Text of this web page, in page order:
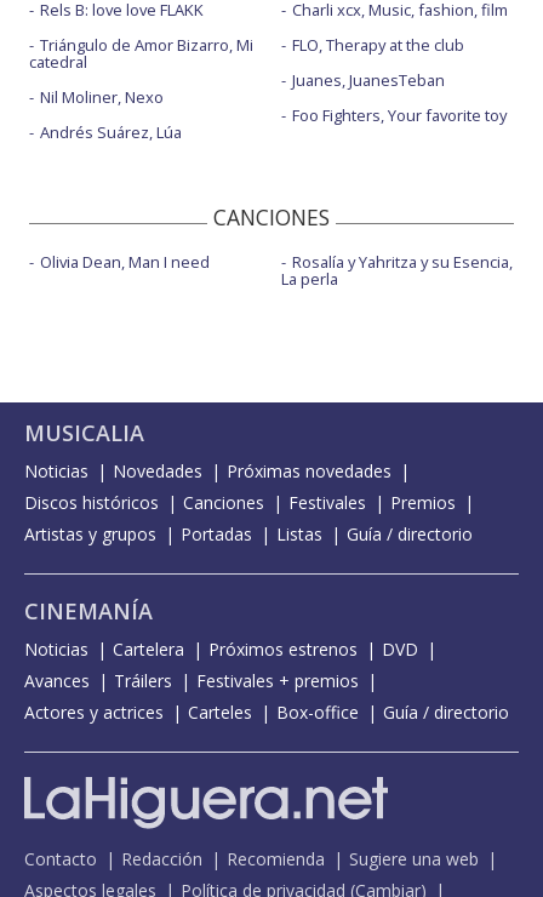
Rels B: love love FLAKK
Triángulo de Amor Bizarro, Mi
catedral
Nil Moliner, Nexo
Andrés Suárez, Lúa
Charli xcx, Music, fashion, film
FLO, Therapy at the club
Juanes, JuanesTeban
Foo Fighters, Your favorite toy
CANCIONES
Olivia Dean, Man I need Rosalía y Yahritza y su Esencia,
La perla
MUSICALIA
Noticias Novedades
Próximas novedades
Discos históricos
Canciones Festivales
Premios
Artistas y grupos
Portadas Listas Guía / directorio
CINEMANÍA
Noticias Cartelera Próximos estrenos
DVD
Avances
Tráilers
Festivales + premios
Actores y actrices
Carteles Box-office Guía / directorio
Contacto Redacción Recomienda
Sugiere una web
Aspectos legales
Política de privacidad (Cambiar)